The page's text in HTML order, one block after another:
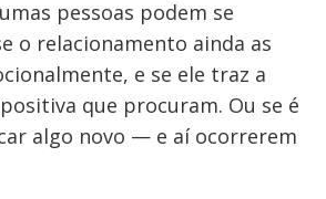
pessoas podem se
o relacionamento ainda as
e se ele traz a
que procuram. Ou se é
algo novo — e aí ocorrerem